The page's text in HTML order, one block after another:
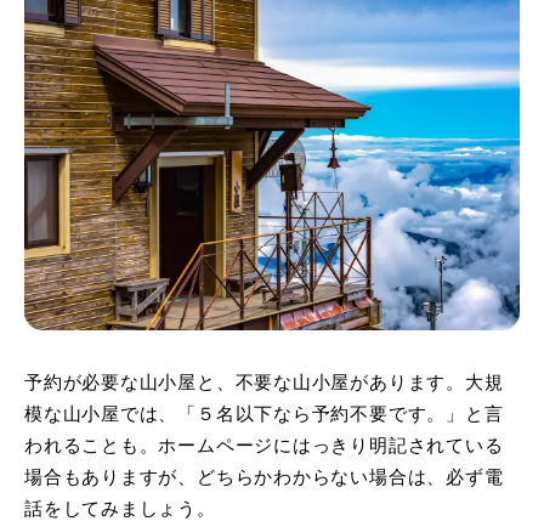
予約が必要な山小屋と、不要な山小屋があります。大規
模な山小屋では、「５名以下なら予約不要です。」と言
われることも。ホームページにはっきり明記されている
場合もありますが、どちらかわからない場合は、必ず電
話をしてみましょう。